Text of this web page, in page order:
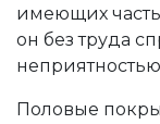
имеющих
он без труда
Половые